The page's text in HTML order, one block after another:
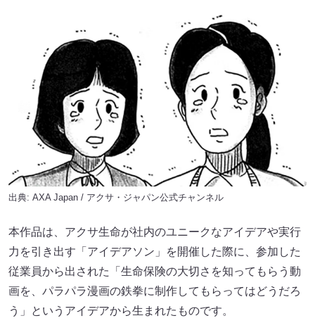
出典: AXA Japan / アクサ・ジャパン公式チャンネル
本作品は、アクサ生命が社内のユニークなアイデアや実行
力を引き出す「アイデアソン」を開催した際に、参加した
従業員から出された「生命保険の大切さを知ってもらう動
画を、パラパラ漫画の鉄拳に制作してもらってはどうだろ
う」というアイデアから生まれたものです。